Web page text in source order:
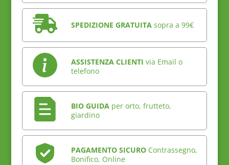
SPEDIZIONE GRATUITAsopra a 99€
ASSISTENZA CLIENTI via Email o
telefono
BIO GUIDAper orto, frutteto,
giardino
PAGAMENTO SICUROContrassegno,
Bonifico, Online